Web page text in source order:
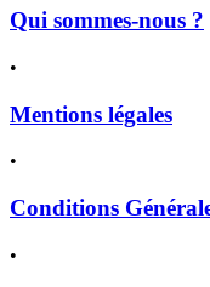
Qui sommes-nous ?
•
Mentions légales
•
Conditions
•